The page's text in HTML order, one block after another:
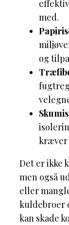
med.
og
kræver
Det er ikke
men også
eller
kuldebroer
kan skade